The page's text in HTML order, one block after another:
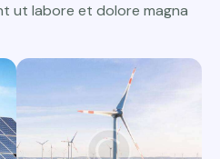
ut labore et dolore magna